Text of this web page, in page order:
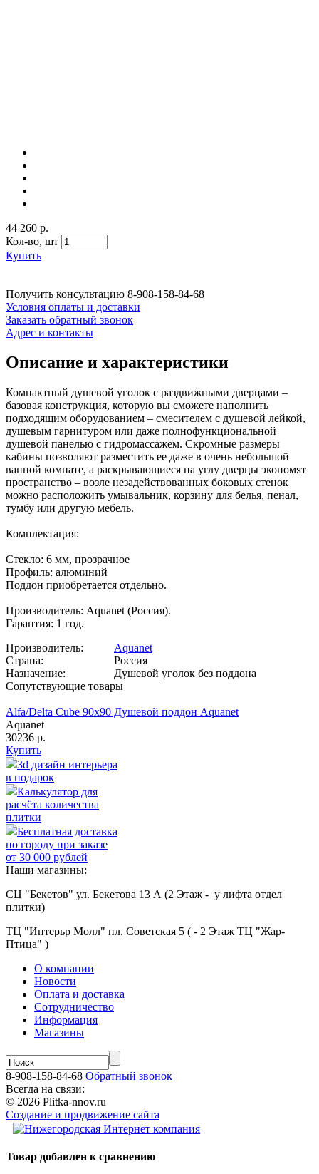
44 260 р.
Кол-во, шт
Купить
Получить консультацию 8-908-158-84-68
Условия оплаты и доставки
Заказать обратный звонок
Адрес и контакты
Описание и характеристики
Компактный душевой уголок с раздвижными дверцами –
базовая конструкция, которую вы сможете наполнить
подходящим оборудованием – смесителем с душевой лейкой,
душевым гарнитуром или даже полнофункциональной
душевой панелью с гидромассажем. Скромные размеры
кабины позволяют разместить ее даже в очень небольшой
ванной комнате, а раскрывающиеся на углу дверцы экономят
пространство – возле незадействованных боковых стенок
можно расположить умывальник, корзину для белья, пенал,
тумбу или другую мебель.
Комплектация:
Стекло: 6 мм, прозрачное
Профиль: алюминий
Поддон приобретается отдельно.
Производитель: Aquanet (Россия).
Гарантия: 1 год.
Производитель:
Aquanet
Страна:
Россия
Назначение:
Душевой уголок без поддона
Сопутствующие товары
Alfa/Delta Cube 90х90 Душевой поддон Aquanet
Aquanet
30236 р.
Купить
3d дизайн интерьера
в подарок
Калькулятор для
расчёта количества
плитки
Бесплатная доставка
по городу при заказе
от 30 000 рублей
Наши магазины:
СЦ "Бекетов" ул. Бекетова 13 А (2 Этаж - у лифта отдел
плитки)
ТЦ "Интерьр Молл" пл. Советская 5 ( - 2 Этаж ТЦ "Жар-
Птица" )
О компании
Новости
Оплата и доставка
Сотрудничество
Информация
Магазины
8-908-158-84-68 Обратный звонок
Всегда на связи:
© 2026 Plitka-nnov.ru
Создание и продвижение сайта
Товар добавлен к сравнению